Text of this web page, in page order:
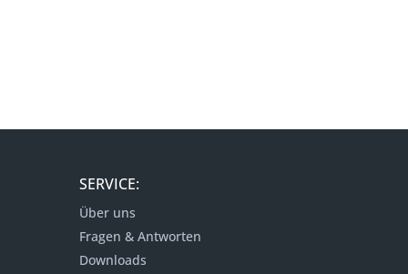
SERVICE:
Über uns
Fragen & Antworten
Downloads